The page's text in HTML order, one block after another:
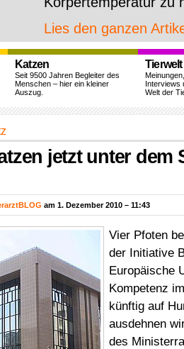
Lies den ganzen
Katzen
Seit 9500 Jahren Begleiter des
Menschen – hier ein kleiner
Auszug.
Tierwelt
Interviews
Welt der
jetzt unter dem
am 1. Dezember 2010 – 11:43
Vier Pfoten
der Initiative
Europäische
Kompetenz
künftig auf
ausdehnen
des